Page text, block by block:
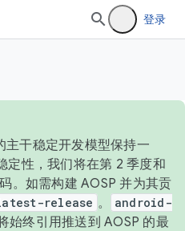
登录
主干稳定开发模型保持一
定性，我们将在第 2 季度和
。如需构建 AOSP 并为其贡
release 。
android-
始终引用推送到 AOSP 的最